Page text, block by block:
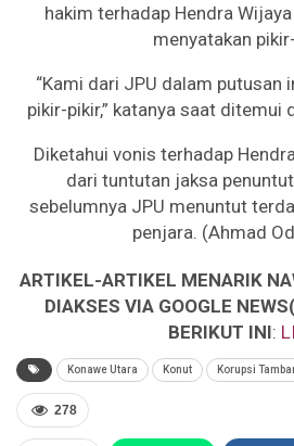
hakim terhadap Hendra
menyatakan
“Kami dari JPU dalam putusan
pikir-pikir,” katanya saat ditemui
Diketahui vonis terhadap
dari tuntutan jaksa
sebelumnya JPU menuntut
penjara. (Ahmad
ARTIKEL-ARTIKEL MENARIK
DIAKSES VIA GOOGLE
BERIKUT INI:
Konawe Utara Konut Korupsi
278